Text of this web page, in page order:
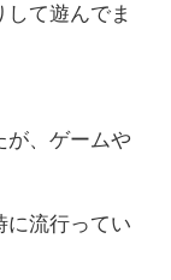
て遊んでま
が、ゲームや
に流行ってい